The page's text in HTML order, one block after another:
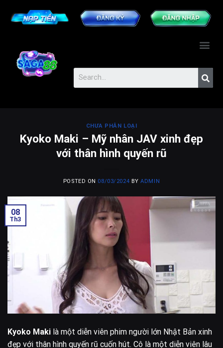
CHƯA PHÂN LOẠI
Kyoko Maki – Mỹ nhân JAV xinh đẹp
với thân hình quyến rũ
POSTED ON 08/03/2024 BYADMIN
08
Th3
Kyoko Maki là một diễn viên phim người lớn Nhật Bản xinh
đẹp với thân hình quyến rũ cuốn hút. Cô là một diễn viên lâu